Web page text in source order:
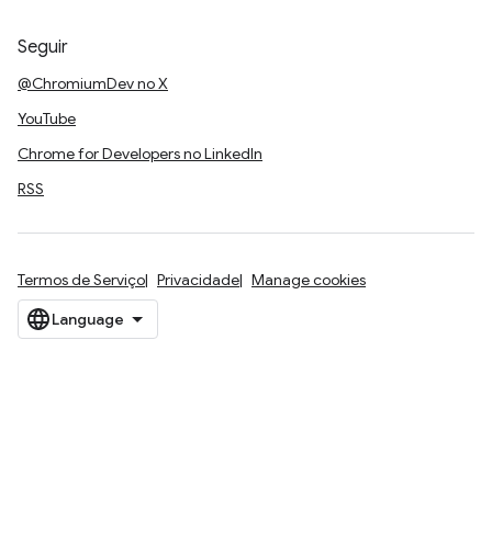
Seguir
@ChromiumDev no X
YouTube
Chrome for Developers no LinkedIn
RSS
Termos de Serviço Privacidade Manage cookies